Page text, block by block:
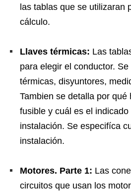
las tablas que se utilizaran
cálculo.
Llaves térmicas: Las
para elegir el conductor.
térmicas, disyuntores,
Tambien se detalla por qué
fusible y cuál es el
instalación. Se especifíca
instalación.
Motores. Parte 1: Las
circuitos que usan los